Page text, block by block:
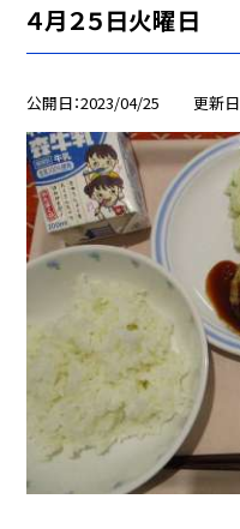
４月２５日火曜日
公開日 2023/04/25 更新日